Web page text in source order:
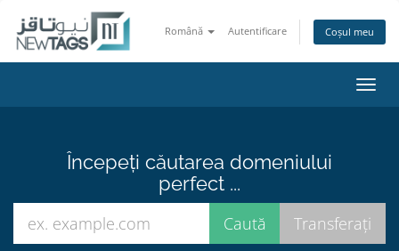
Română Autentificare Coșul meu
Începeți căutarea domeniului
perfect ...